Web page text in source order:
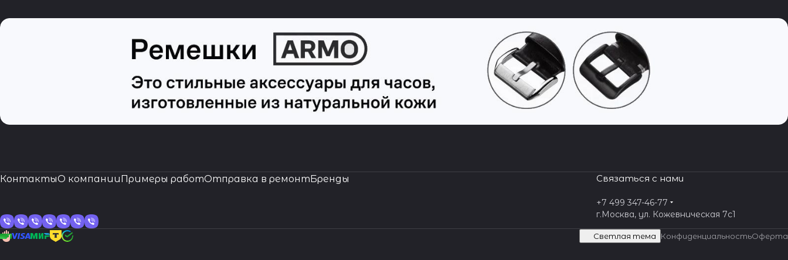
КонтактыО компанииПримеры работОтправка в ремонтБренды Связаться с нами
+7 499 347-46-77
г.Москва, ул. Кожевническая 7c1
Светлая тема КонфиденциальностьОферта